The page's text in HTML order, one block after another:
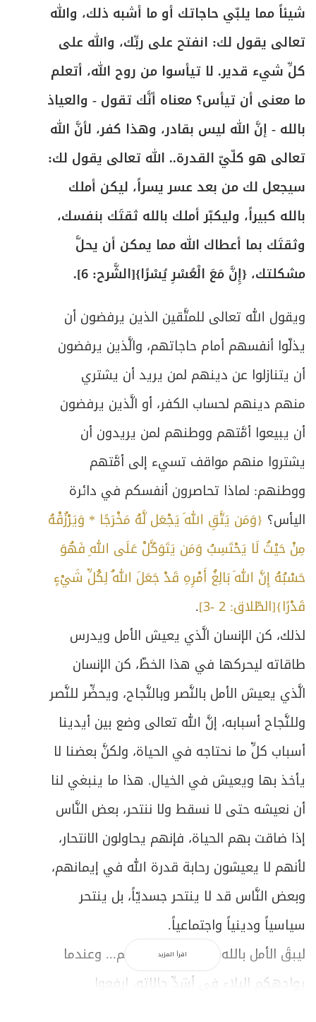
شيئاً مما يلبّي حاجاتك أو ما أشبه ذلك، والله
تعالى يقول لك: انفتح على ربِّك، والله على
كلِّ شيء قدير. لا تيأسوا من روح الله، أتعلم
ما معنى أن تيأس؟ معناه أنَّك تقول - والعياذ
بالله - إنَّ الله ليس بقادر، وهذا كفر، لأنَّ الله
تعالى هو كلّيّ القدرة.. الله تعالى يقول لك:
سيجعل لك من بعد عسر يسراً، ليكن أملك
بالله كبيراً، وليكبّر أملك بالله ثقتَك بنفسك،
وثقتَك بما أعطاك الله مما يمكن أن يحلَّ
مشكلتك، {إِنَّ مَعَ الْعُسْرِ يُسْرًا}[الشَّرح: 6].
ويقول الله تعالى للمتَّقين الذين يرفضون أن
يذلّوا أنفسهم أمام حاجاتهم، والَّذين يرفضون
أن يتنازلوا عن دينهم لمن يريد أن يشتري
منهم دينهم لحساب الكفر، أو الَّذين يرفضون
أن يبيعوا أمَّتهم ووطنهم لمن يريدون أن
يشتروا منهم مواقف تسيء إلى أمَّتهم
ووطنهم: لماذا تحاصرون أنفسكم في دائرة
اليأس؟ {وَمَن يَتَّقِ اللهَ يَجْعَل لَّهُ مَخْرَجًا * وَيَرْزُقْهُ
مِنْ حَيْثُ لَا يَحْتَسِبُ وَمَن يَتَوَكَّلْ عَلَى اللهِ فَهُوَ
حَسْبُهُ إِنَّ اللهَ بَالِغُ أَمْرِهِ قَدْ جَعَلَ اللهُ لِكُلِّ شَيْءٍ
قَدْرًا}[الطّلاق: 2 -3]
.
لذلك، كن الإنسان الَّذي يعيش الأمل ويدرس
طاقاته ليحركها في هذا الخطّ، كن الإنسان
الَّذي يعيش الأمل بالنَّصر وبالنَّجاح، ويحضِّر للنَّصر
وللنَّجاح أسبابه، إنَّ الله تعالى وضع بين أيدينا
أسباب كلِّ ما نحتاجه في الحياة، ولكنَّ بعضنا لا
يأخذ بها ويعيش في الخيال. هذا ما ينبغي لنا
أن نعيشه حتى لا نسقط ولا ننتحر، بعض النَّاس
إذا ضاقت بهم الحياة، فإنهم يحاولون الانتحار،
لأنهم لا يعيشون رحابة قدرة الله في إيمانهم،
وبعض النَّاس قد لا ينتحر جسديّاً، بل ينتحر
سياسياً ودينياً واجتماعياً.
ليبقَ الأمل بالله كبيراً في نفوسكم... وعندما
يواجهكم البلاء في أشدِّ حالاته، ارفعوا
اقرأ المزيد